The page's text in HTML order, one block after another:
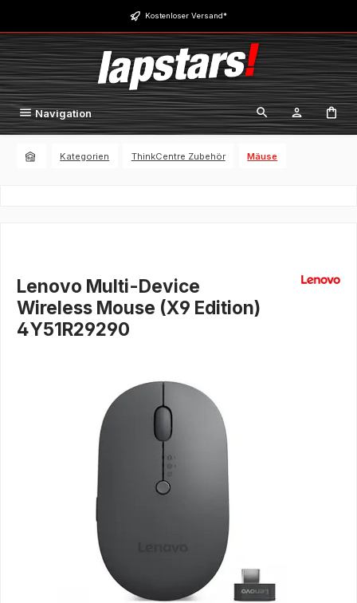
Zum Hauptinhalt springen Kostenloser Versand*
Navigation
Kategorien ThinkCentre Zubehör Mäuse
Lenovo Multi-Device
Wireless Mouse (X9 Edition)
4Y51R29290